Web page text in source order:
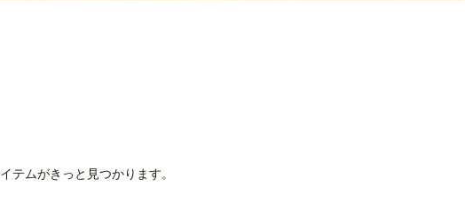
ムがきっと見つかります。